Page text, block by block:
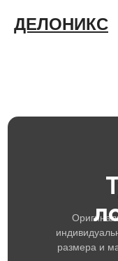
ДЕЛОНИКС
размера и